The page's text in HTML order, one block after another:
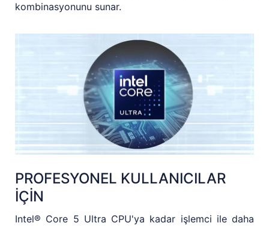
kombinasyonunu sunar.
PROFESYONEL KULLANICILAR
İÇİN
Intel® Core 5 Ultra CPU'ya kadar işlemci ile daha